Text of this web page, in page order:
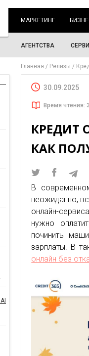
МАРКЕТИНГ
АГЕНТСТВА
Главная Релизы
30.09.2025
Время чтения:
КРЕДИТ
КАК
В
неожиданно,
онлайн-
нужно
починить
зарплаты. В
онлайн без